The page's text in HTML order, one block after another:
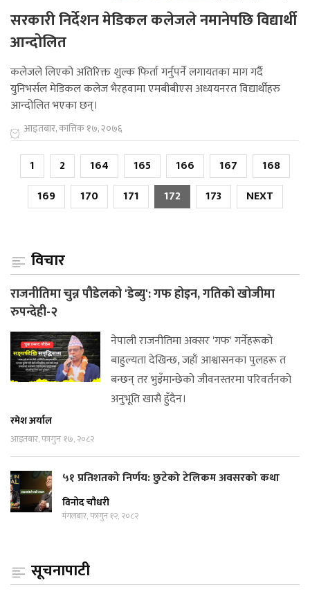
सरकारी निर्देशन मेडिकल कलेजले नमानेपछि विद्यार्थी
आन्दोलित
कलेजले लिएको अतिरिक्त शुल्क फिर्ता गर्नुपर्ने लगायतका माग गर्दै
युनिभर्सल मेडिकल कलेज भैरहवामा एमबीबीएस अध्ययनरत विद्यार्थीहरु
आन्दोलित भएका छन्।
आइतबार, कात्तिक १७, २०७६
1 2 164 165 166 167
168
169
170 171 172 173 NEXT
विचार
राजनीतिमा चुन्न पौडेलको 'डेब्यु': गफ होइन, गतिको खोजीमा
रुपन्देही-२
नेपाली राजनीतिमा अक्सर 'गफ' गर्नेहरूको
बाहुल्यता देखिन्छ, जहाँ आश्वासनका पुलहरू त
बन्छन् तर भुइँमान्छेको जीवनस्तरमा परिवर्तनको
अनुभूति खासै हुँदैन।
रमेश अर्याल
आइतबार, फागुन १७, २०८२
५१ प्रतिशतको निर्णय: छुटेको टेलिकम अवसरको कथा
विनोद चौधरी
मंगलबार, फागुन १२, २०८२
सूचनापाटी